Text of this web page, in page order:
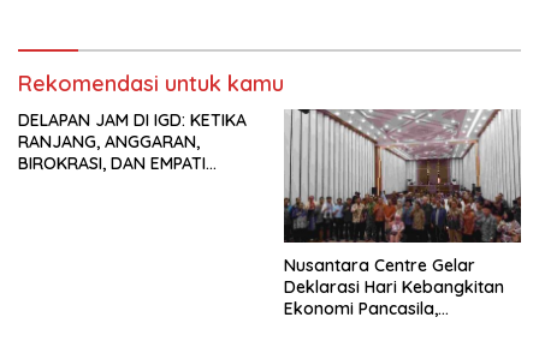
Pengembangan Organisasi
KBI yang Berbasis Riset di
Mancanegara”.
Kasih Allah.
Rekomendasi untuk kamu
DELAPAN JAM DI IGD: KETIKA
RANJANG, ANGGARAN,
BIROKRASI, DAN EMPATI
Nusantara Centre Gelar
Deklarasi Hari Kebangkitan
Ekonomi Pancasila,